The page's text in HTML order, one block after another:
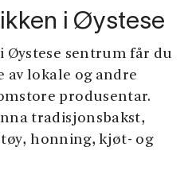
i Øystese
Øystese sentrum får du
av lokale og andre
produsentar.
tradisjonsbakst,
honning, kjøt- og